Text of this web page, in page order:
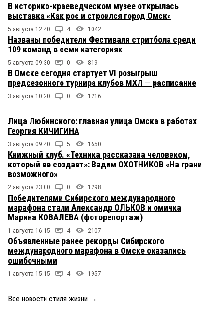
В историко-краеведческом музее открылась
выставка «Как рос и строился город Омск»
5 августа 12:40 4 1042
Названы победители Фестиваля стритбола среди
109 команд в семи категориях
5 августа 09:30 0 819
В Омске сегодня стартует VI розыгрыш
предсезонного турнира клубов МХЛ — расписание
3 августа 10:20 0 1216
Лица Любинского: главная улица Омска в работах
Георгия КИЧИГИНА
3 августа 09:40 5 1650
Книжный клуб. «Техника рассказана человеком,
который ее создает»: Вадим ОХОТНИКОВ «На грани
возможного»
2 августа 23:00 0 1298
Победителями Сибирского международного
марафона стали Александр ОЛЬКОВ и омичка
Марина КОВАЛЕВА (фоторепортаж)
1 августа 16:15 4 2107
Объявленные ранее рекорды Сибирского
международного марафона в Омске оказались
ошибочными
1 августа 15:15 4 1957
Все новости стиля жизни →